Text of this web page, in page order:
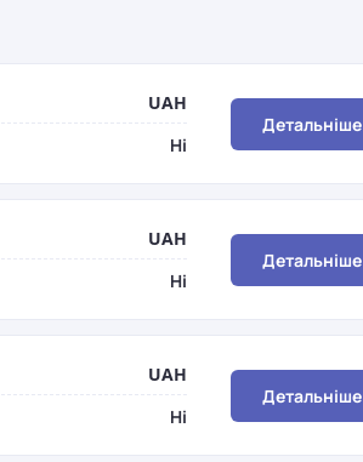
UAH
Ні
Детальніше
UAH
Ні
Детальніше
UAH
Ні
Детальніше